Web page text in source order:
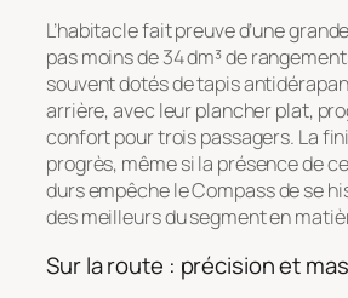
L’habitacle fait preuve d’une
pas moins de 34 dm³ de
souvent dotés de tapis
arrière, avec leur plancher plat,
confort pour trois passagers. La
progrès, même si la présence de
durs empêche le Compass de se
des meilleurs du segment en
Sur la route : précision et